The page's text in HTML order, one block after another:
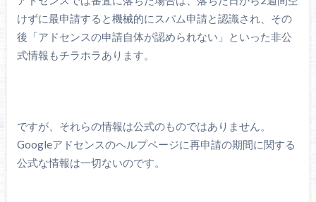
けずに最申請すると機械的にスパム申請と認識され、その
後「アドセンスの申請自体が認められない」といった非公
式情報もチラホラあります。
ですが、それらの情報は公式のものではありません。
Googleアドセンスのヘルプページに再申請の期間に関する
公式な情報は一切ないのです。